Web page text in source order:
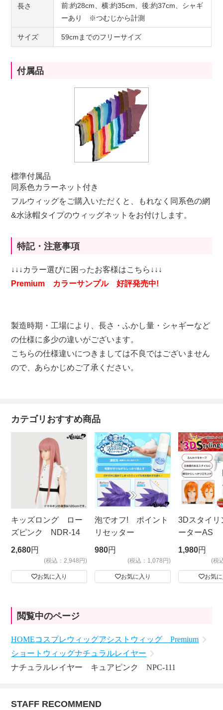
長さ
前:約28cm、横:約35cm、後:約37cm、シャギ
ーあり ※つむじから計測
サイズ 59cmまでのフリーサイズ
付属品
標準付属品
同系色カラーネット付き
フルウィッグをご購入いただくと、もれなく同系色の網
&水泳帽タイプのウィッグネットをお付けします。
特記・注意事項
↓↓↓カラー選びに困ったお客様はこちら↓↓↓
Premium カラーサンプル 好評発売中!
製造時期・工場により、長さ・ふかし量・シャギーなど
の仕様に多少の違いがございます。
こちらの仕様違いにつきましては不良ではございません
ので、あらかじめご了承ください。
カテゴリおすすめ商品
キッズロング ロー
ズピンク NDR-14
2,680円
(税込：2,948円)
お気に入り
泡でオフ! ポイント
リセッター
980円
(税込：1,078円)
お気に入り
3Dスタイリ
ーターAS
ビッグサイ
1,980円
(税
お気
閲覧中のページ
HOMEコスプレウィッグアシストウィッグ Premium
ショートウィッグナチュラルレイヤー
ナチュラルレイヤー キュアピンク NPC-111
STAFF RECOMMEND